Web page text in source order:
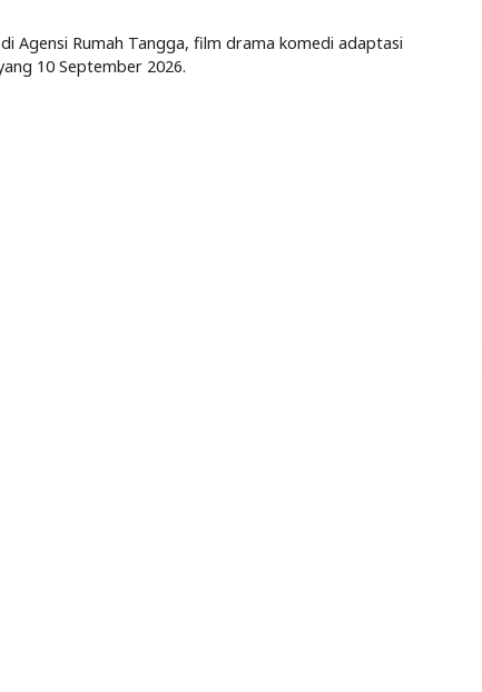
Agensi Rumah Tangga, film drama komedi adaptasi
10 September 2026.